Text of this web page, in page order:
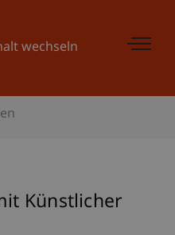
wechseln
Künstlicher